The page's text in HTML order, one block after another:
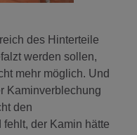
des Hinterteile
werden sollen,
mehr möglich. Und
Kaminverblechung
den
der Kamin hätte